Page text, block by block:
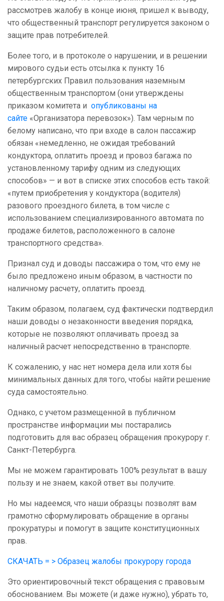
рассмотрев жалобу в конце июня, пришел к выводу,
что общественный транспорт регулируется законом о
защите прав потребителей.
Более того, и в протоколе о нарушении, и в решении
мирового судьи есть отсылка к пункту 16
петербургских Правил пользования наземным
общественным транспортом (они утверждены
приказом комитета и опубликованы на
сайте «Организатора перевозок»). Там черным по
белому написано, что при входе в салон пассажир
обязан «немедленно, не ожидая требований
кондуктора, оплатить проезд и провоз багажа по
установленному тарифу одним из следующих
способов» — и вот в списке этих способов есть такой:
«путем приобретения у кондуктора (водителя)
разового проездного билета, в том числе с
использованием специализированного автомата по
продаже билетов, расположенного в салоне
транспортного средства».
Признал суд и доводы пассажира о том, что ему не
было предложено иным образом, в частности по
наличному расчету, оплатить проезд.
Таким образом, полагаем, суд фактически подтвердил
наши доводы о незаконности введения порядка,
которые не позволяют оплачивать проезд за
наличный расчет непосредственно в транспорте.
К сожалению, у нас нет номера дела или хотя бы
минимальных данных для того, чтобы найти решение
суда самостоятельно.
Однако, с учетом размещенной в публичном
пространстве информации мы постарались
подготовить для вас образец обращения прокурору г.
Санкт-Петербурга.
Мы не можем гарантировать 100% результат в вашу
пользу и не знаем, какой ответ вы получите.
Но мы надеемся, что наши образцы позволят вам
грамотно сформулировать обращение в органы
прокуратуры и помогут в защите конституционных
прав.
СКАЧАТЬ = > Образец жалобы прокурору города
Это ориентировочный текст обращения с правовым
обоснованием. Вы можете (и даже нужно), убрать то,